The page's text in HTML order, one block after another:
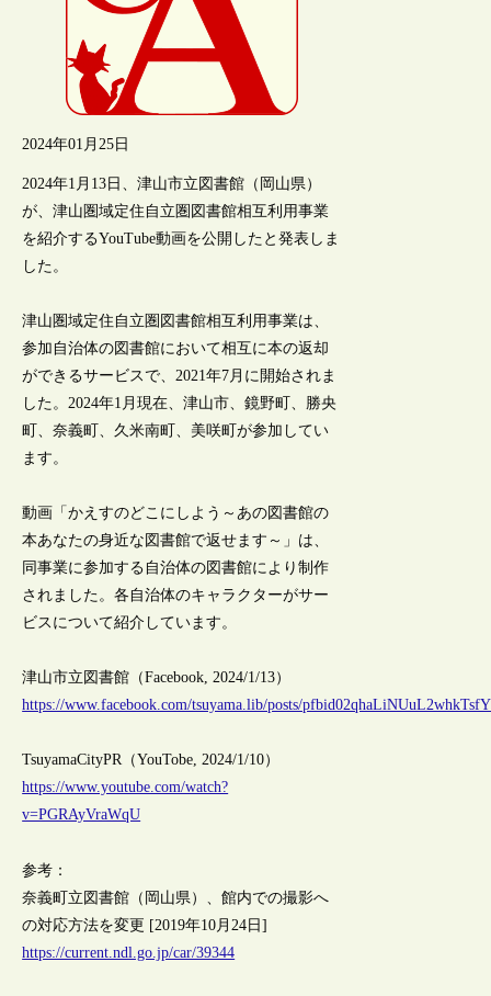
2024年01月25日
2024年1月13日、津山市立図書館（岡山県）
が、津山圏域定住自立圏図書館相互利用事業
を紹介するYouTube動画を公開したと発表しま
した。
津山圏域定住自立圏図書館相互利用事業は、
参加自治体の図書館において相互に本の返却
ができるサービスで、2021年7月に開始されま
した。2024年1月現在、津山市、鏡野町、勝央
町、奈義町、久米南町、美咲町が参加してい
ます。
動画「かえすのどこにしよう～あの図書館の
本あなたの身近な図書館で返せます～」は、
同事業に参加する自治体の図書館により制作
されました。各自治体のキャラクターがサー
ビスについて紹介しています。
津山市立図書館（Facebook, 2024/1/13）
https://www.facebook.com/tsuyama.lib/posts/
TsuyamaCityPR（YouTobe, 2024/1/10）
https://www.youtube.com/watch?
v=PGRAyVraWqU
参考：
奈義町立図書館（岡山県）、館内での撮影へ
の対応方法を変更 [2019年10月24日]
https://current.ndl.go.jp/car/39344